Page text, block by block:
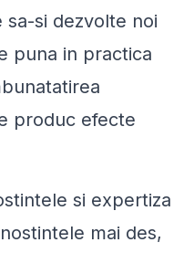
si dezvolte noi
puna in practica
produc efecte
si expertiza
mai des,